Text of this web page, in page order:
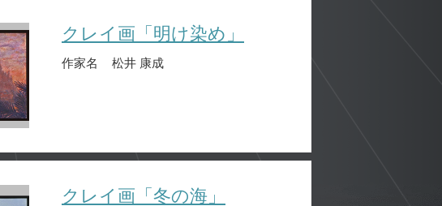
クレイ画「明け染め」
作家名 松井 康成
クレイ画「冬の海」